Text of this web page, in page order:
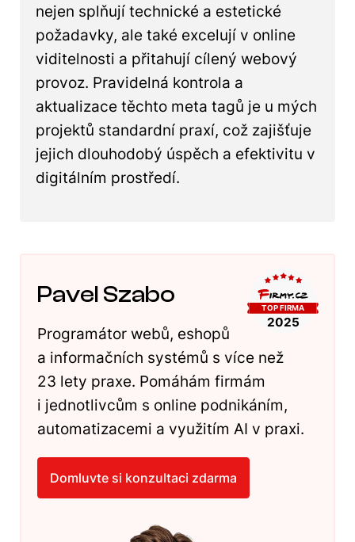
nejen splňují technické a estetické
požadavky, ale také excelují v online
viditelnosti a přitahují cílený webový
provoz. Pravidelná kontrola a
aktualizace těchto meta tagů je u mých
projektů standardní praxí, což zajišťuje
jejich dlouhodobý úspěch a efektivitu v
digitálním prostředí.
Pavel Szabo
Programátor webů, eshopů
a informačních systémů s více než
23 lety praxe. Pomáhám firmám
i jednotlivcům s online podnikáním,
automatizacemi a využitím AI v praxi.
Domluvte si konzultaci zdarma